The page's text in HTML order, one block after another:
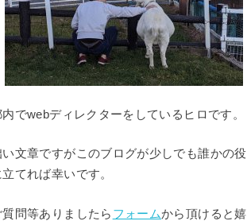
内でwebディレクターをしているヒロです。
い文章ですがこのブログが少しでも誰かの役
てれば幸いです。
質問等ありましたら フォームから頂けると嬉